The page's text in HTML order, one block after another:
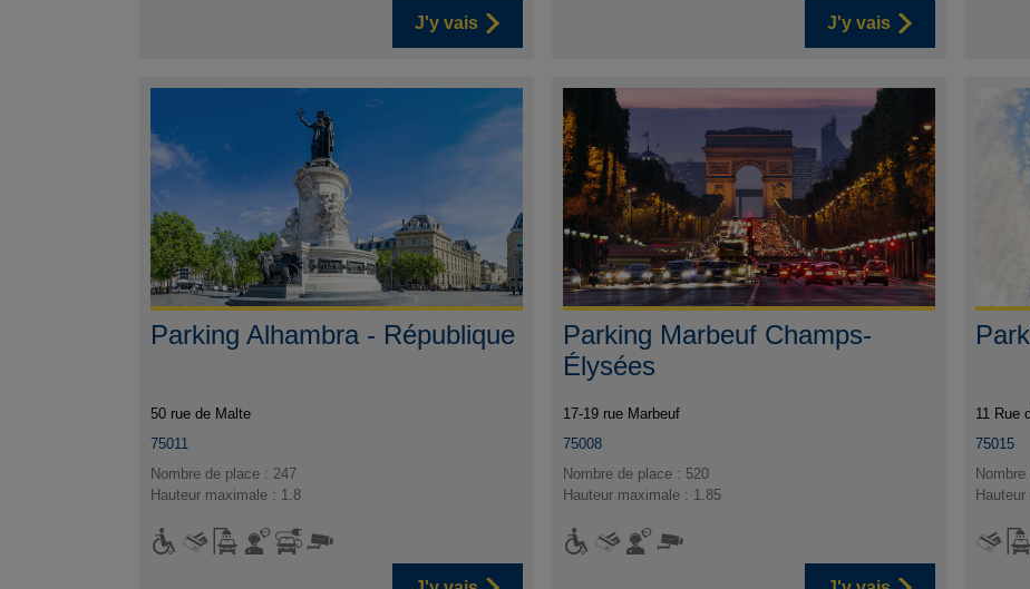
J'y vais J'y vais
Parking Alhambra - République
50 rue de Malte
75011
Nombre de place : 247
Hauteur maximale : 1.8
Parking Marbeuf Champs-
Élysées
17-19 rue Marbeuf
75008
Nombre de place : 520
Hauteur maximale : 1.85
11 Rue
75015